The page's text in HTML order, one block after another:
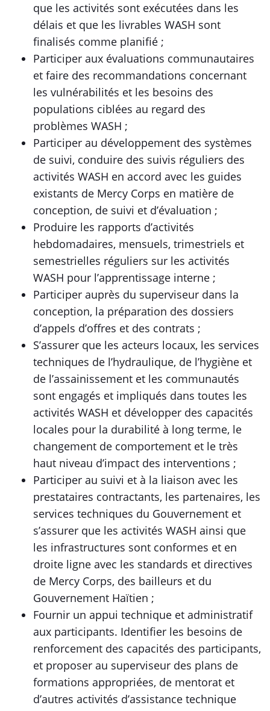
que les activités sont exécutées dans les
délais et que les livrables WASH sont
finalisés comme planifié ;
Participer aux évaluations communautaires
et faire des recommandations concernant
les vulnérabilités et les besoins des
populations ciblées au regard des
problèmes WASH ;
Participer au développement des systèmes
de suivi, conduire des suivis réguliers des
activités WASH en accord avec les guides
existants de Mercy Corps en matière de
conception, de suivi et d’évaluation ;
Produire les rapports d’activités
hebdomadaires, mensuels, trimestriels et
semestrielles réguliers sur les activités
WASH pour l’apprentissage interne ;
Participer auprès du superviseur dans la
conception, la préparation des dossiers
d’appels d’offres et des contrats ;
S’assurer que les acteurs locaux, les services
techniques de l’hydraulique, de l’hygiène et
de l’assainissement et les communautés
sont engagés et impliqués dans toutes les
activités WASH et développer des capacités
locales pour la durabilité à long terme, le
changement de comportement et le très
haut niveau d’impact des interventions ;
Participer au suivi et à la liaison avec les
prestataires contractants, les partenaires, les
services techniques du Gouvernement et
s’assurer que les activités WASH ainsi que
les infrastructures sont conformes et en
droite ligne avec les standards et directives
de Mercy Corps, des bailleurs et du
Gouvernement Haïtien ;
Fournir un appui technique et administratif
aux participants. Identifier les besoins de
renforcement des capacités des participants,
et proposer au superviseur des plans de
formations appropriées, de mentorat et
d’autres activités d’assistance technique